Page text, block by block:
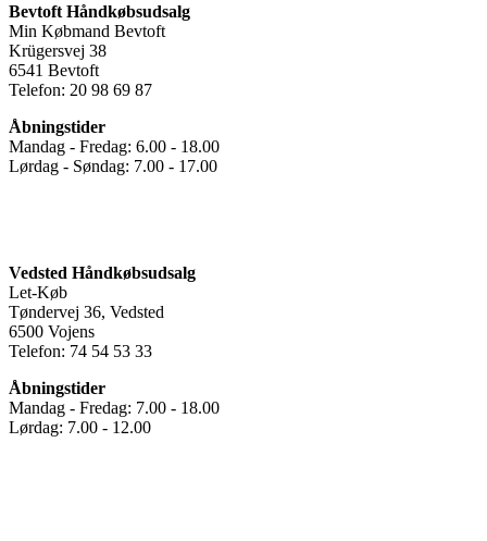
Bevtoft Håndkøbsudsalg
Min Købmand Bevtoft
Krügersvej 38
6541 Bevtoft
Telefon: 20 98 69 87
Åbningstider
Mandag - Fredag: 6.00 - 18.00
Lørdag - Søndag: 7.00 - 17.00
Vedsted Håndkøbsudsalg
Let-Køb
Tøndervej 36, Vedsted
6500 Vojens
Telefon: 74 54 53 33
Åbningstider
Mandag - Fredag: 7.00 - 18.00
Lørdag: 7.00 - 12.00